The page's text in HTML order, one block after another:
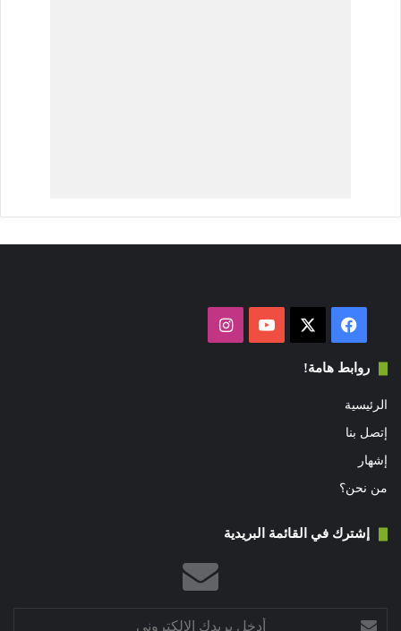
فيسبوك ‫YouTubeانستقرام
روابط هامة!
الرئيسية
إتصل بنا
إشهار
من نحن؟
إشترك في القائمة البريدية